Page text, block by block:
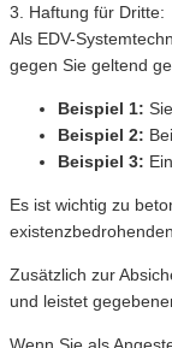
3. Haftung für Dritte:
Als EDV-
gegen Sie geltend
Beispiel 1:
Beispiel 2:
Beispiel 3:
Es ist wichtig zu
Zusätzlich zur
und leistet
Wenn Sie als